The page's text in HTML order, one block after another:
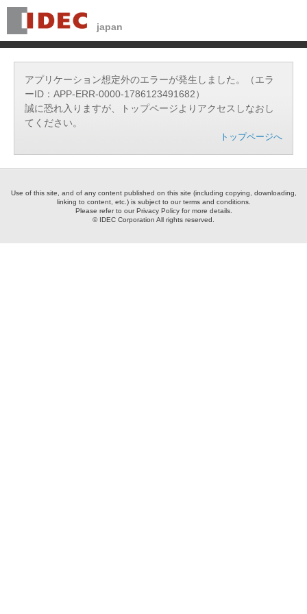
アプリケーション想定外のエラーが発生しました。（エラ
ーID：APP-ERR-0000-1786123491682）
誠に恐れ入りますが、トップページよりアクセスしなおし
てください。
トップページへ
Use of this site, and of any content published on this site (including copying, downloading,
linking to content, etc.) is subject to our terms and conditions.
Please refer to our Privacy Policy for more details.
© IDEC Corporation All rights reserved.